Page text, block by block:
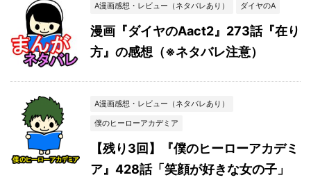
A漫画感想・レビュー（ネタバレあり） ダイヤのA
漫画『ダイヤのAact2』273話『在り
方』の感想（※ネタバレ注意）
A漫画感想・レビュー（ネタバレあり）
僕のヒーローアカデミア
【残り3回】『僕のヒーローアカデミ
ア』428話「笑顔が好きな女の子」